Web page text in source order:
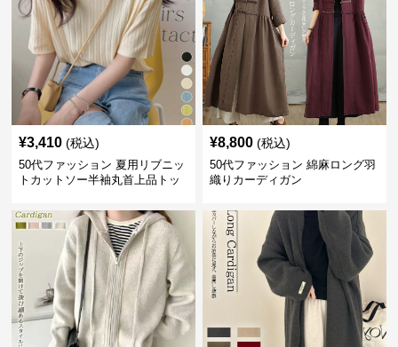
¥3,410 (税込)
50代ファッション 夏用リブニッ
トカットソー半袖丸首上品トッ
¥8,800 (税込)
50代ファッション 綿麻ロング羽
織りカーディガン